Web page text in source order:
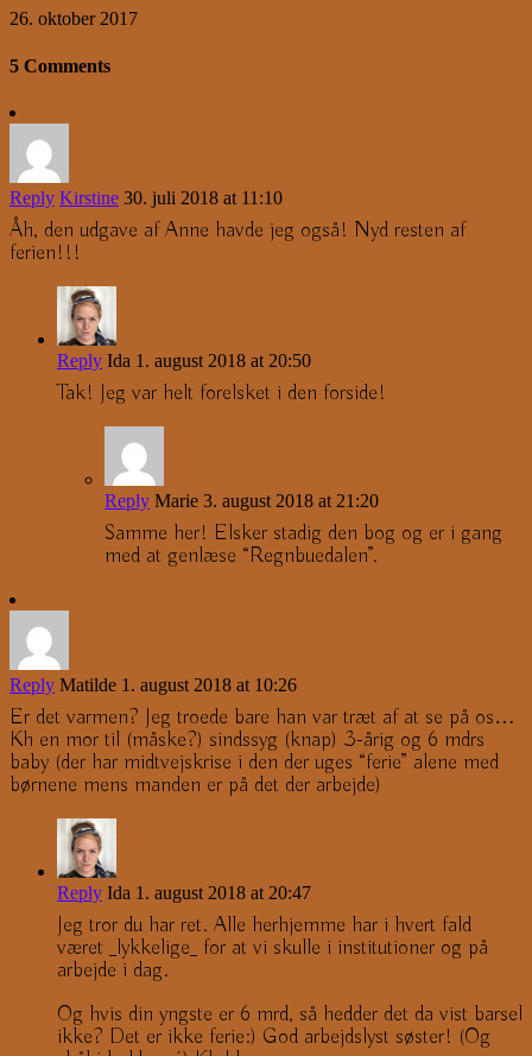
26. oktober 2017
5 Comments
Reply Kirstine 30. juli 2018 at 11:10
Åh, den udgave af Anne havde jeg også! Nyd resten af
ferien!!!
Reply Ida 1. august 2018 at 20:50
Tak! Jeg var helt forelsket i den forside!
Reply Marie 3. august 2018 at 21:20
Samme her! Elsker stadig den bog og er i gang
med at genlæse “Regnbuedalen”.
Reply Matilde 1. august 2018 at 10:26
Er det varmen? Jeg troede bare han var træt af at se på os…
Kh en mor til (måske?) sindssyg (knap) 3-årig og 6 mdrs
baby (der har midtvejskrise i den der uges “ferie” alene med
børnene mens manden er på det der arbejde)
Reply Ida 1. august 2018 at 20:47
Jeg tror du har ret. Alle herhjemme har i hvert fald
været _lykkelige_ for at vi skulle i institutioner og på
arbejde i dag.
Og hvis din yngste er 6 mrd, så hedder det da vist barsel
ikke? Det er ikke ferie:) God arbejdslyst søster! (Og